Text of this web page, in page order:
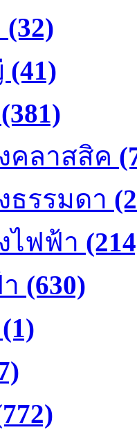
(32)
(41)
(381)
คลาสสิค
ธรรมดา
ไฟฟ้า
(630)
(1)